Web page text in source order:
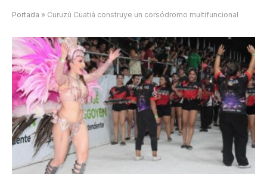
Portada » Curuzú Cuatiá construye un corsódromo multifuncional